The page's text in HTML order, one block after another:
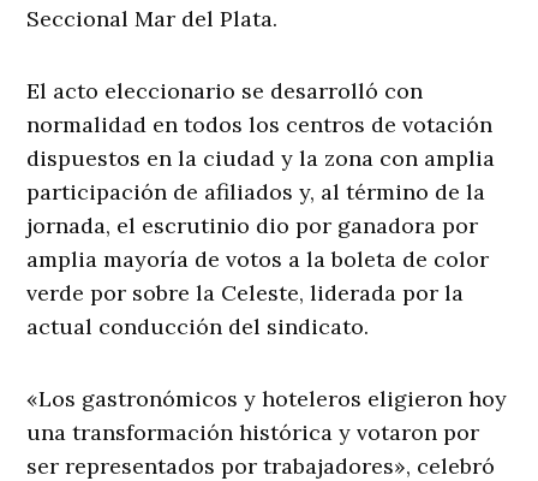
Seccional Mar del Plata.
El acto eleccionario se desarrolló con
normalidad en todos los centros de votación
dispuestos en la ciudad y la zona con amplia
participación de afiliados y, al término de la
jornada, el escrutinio dio por ganadora por
amplia mayoría de votos a la boleta de color
verde por sobre la Celeste, liderada por la
actual conducción del sindicato.
«Los gastronómicos y hoteleros eligieron hoy
una transformación histórica y votaron por
ser representados por trabajadores», celebró